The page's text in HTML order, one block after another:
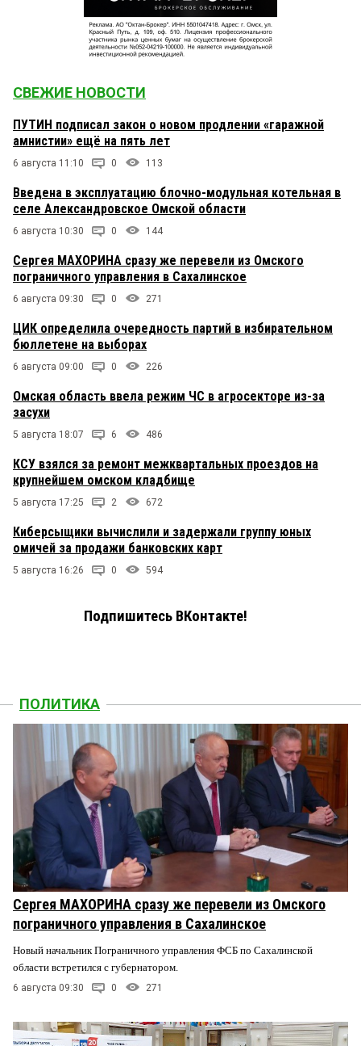
СВЕЖИЕ НОВОСТИ
ПУТИН подписал закон о новом продлении «гаражной
амнистии» ещё на пять лет
6 августа 11:10 0 113
Введена в эксплуатацию блочно-модульная котельная в
селе Александровское Омской области
6 августа 10:30 0 144
Сергея МАХОРИНА сразу же перевели из Омского
пограничного управления в Сахалинское
6 августа 09:30 0 271
ЦИК определила очередность партий в избирательном
бюллетене на выборах
6 августа 09:00 0 226
Омская область ввела режим ЧС в агросекторе из-за
засухи
5 августа 18:07 6 486
КСУ взялся за ремонт межквартальных проездов на
крупнейшем омском кладбище
5 августа 17:25 2 672
Киберсыщики вычислили и задержали группу юных
омичей за продажи банковских карт
5 августа 16:26 0 594
Подпишитесь ВКонтакте!
ПОЛИТИКА
Сергея МАХОРИНА сразу же перевели из Омского
пограничного управления в Сахалинское
Новый начальник Пограничного управления ФСБ по Сахалинской
области встретился с губернатором.
6 августа 09:30 0 271